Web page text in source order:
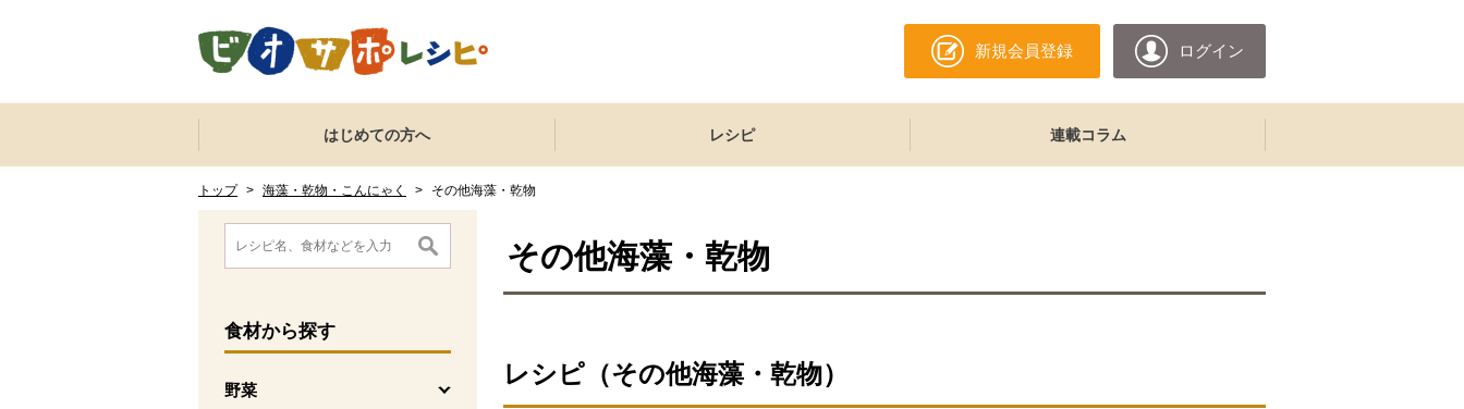
新規会員登録 ログイン
ここからサイト内共通メニューです。
サイト内共通メニューをスキップする
はじめての方へ レシピ 連載コラム
トップ > 海藻・乾物・こんにゃく > その他海藻・乾物
ここから消費材検索メニューです。
食材から探す
野菜
を開く
消費材検索メニューここまで。
ここから本文です。
その他海藻・乾物
レシピ（その他海藻・乾物）